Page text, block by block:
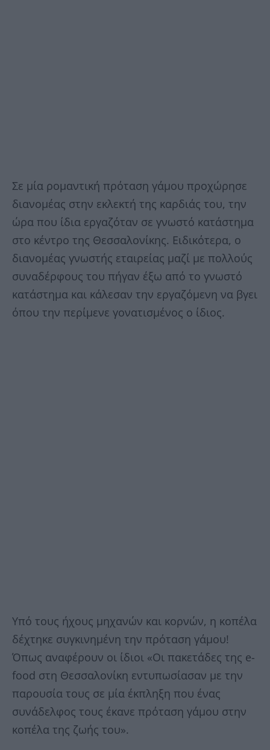
Σε μία ρομαντική πρόταση γάμου προχώρησε
διανομέας στην εκλεκτή της καρδιάς του, την
ώρα που ίδια εργαζόταν σε γνωστό κατάστημα
στο κέντρο της Θεσσαλονίκης. Ειδικότερα, ο
διανομέας γνωστής εταιρείας μαζί με πολλούς
συναδέρφους του πήγαν έξω από το γνωστό
κατάστημα και κάλεσαν την εργαζόμενη να βγει
όπου την περίμενε γονατισμένος ο ίδιος.
Υπό τους ήχους μηχανών και κορνών, η κοπέλα
δέχτηκε συγκινημένη την πρόταση γάμου!
Όπως αναφέρουν οι ίδιοι «Οι πακετάδες της e-
food στη Θεσσαλονίκη εντυπωσίασαν με την
παρουσία τους σε μία έκπληξη που ένας
συνάδελφος τους έκανε πρόταση γάμου στην
κοπέλα της ζωής του».